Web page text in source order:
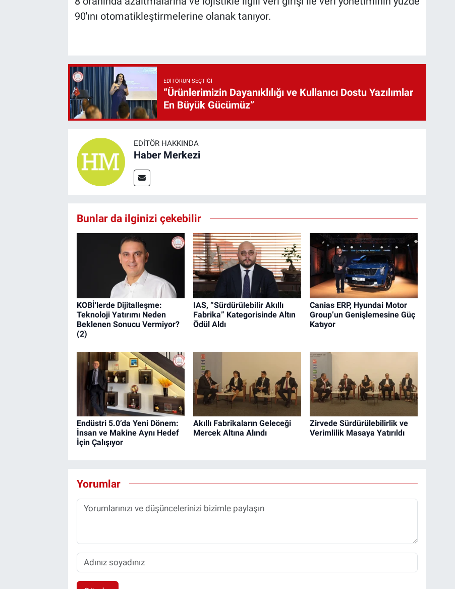
90'ını otomatikleştirmelerine olanak tanıyor.
EDITÖRÜN SEÇTIĞI
“Ürünlerimizin Dayanıklılığı ve Kullanıcı Dostu Yazılımlar
En Büyük Gücümüz”
EDITÖR HAKKINDA
Haber Merkezi
Bunlar da ilginizi çekebilir
KOBİ'lerde Dijitalleşme:
Teknoloji Yatırımı Neden
Beklenen Sonucu Vermiyor?
(2)
IAS, “Sürdürülebilir Akıllı
Fabrika” Kategorisinde Altın
Ödül Aldı
Canias ERP, Hyundai Motor
Group’un Genişlemesine Güç
Katıyor
Endüstri 5.0’da Yeni Dönem:
İnsan ve Makine Aynı Hedef
İçin Çalışıyor
Akıllı Fabrikaların Geleceği
Mercek Altına Alındı
Zirvede Sürdürülebilirlik ve
Verimlilik Masaya Yatırıldı
Yorumlar